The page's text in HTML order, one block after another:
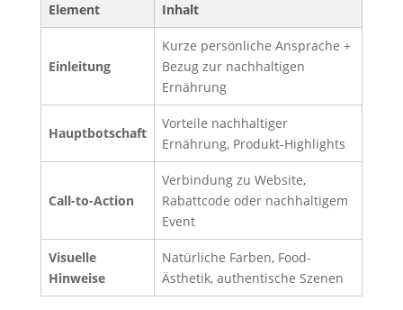
Element Inhalt
Einleitung
Kurze persönliche Ansprache +
Bezug zur nachhaltigen
Ernährung
Hauptbotschaft
Vorteile nachhaltiger
Ernährung, Produkt-Highlights
Call-to-Action
Verbindung zu Website,
Rabattcode oder nachhaltigem
Event
Visuelle
Hinweise
Natürliche Farben, Food-
Ästhetik, authentische Szenen